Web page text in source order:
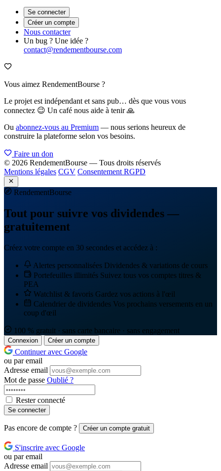
Se connecter
Créer un compte
Nous contacter
Un bug ? Une idée ?
contact@rendementbourse.com
Vous aimez RendementBourse ?
Le projet est indépendant et sans pub… dès que vous vous
connectez 😉 Un café nous aide à tenir 🙏
Ou abonnez-vous au Premium — nous serions heureux de
construire la plateforme selon vos besoins.
Faire un don
© 2026 RendementBourse — Tous droits réservés
Mentions légales CGV Consentement RGPD
RendementBourse
Tout pour suivre vos dividendes —
gratuitement
Créez votre compte en 30 secondes et accédez à :
Alertes personnalisées Dividendes & variations de cours
Portefeuilles illimités Suivez tous vos comptes titres &
PEA
Watchlist & favoris Gardez vos actions à l'œil
Calendrier de dividendes Vos prochains versements en un
coup d'œil
100 % gratuit · sans carte bancaire · sans engagement
Connexion Créer un compte
Continuer avec Google
ou par email
Adresse email
Mot de passe Oublié ?
Rester connecté
Se connecter
Pas encore de compte ? Créer un compte gratuit
S'inscrire avec Google
ou par email
Adresse email